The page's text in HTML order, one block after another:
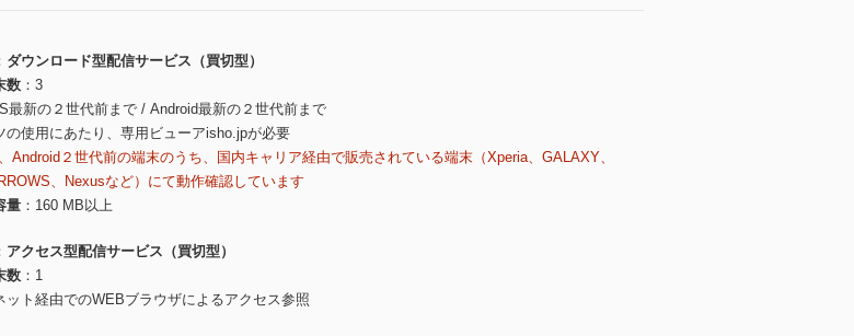
ダウンロード型配信サービス（買切型）
数
3
最新の２世代前まで / Android最新の２世代前まで
使用にあたり、専用ビューアisho.jpが必要
Android２世代前の端末のうち、国内キャリア経由で販売されている端末（Xperia、GALAXY、
、Nexusなど）にて動作確認しています
量
160 MB以上
アクセス型配信サービス（買切型）
数
1
ト経由でのWEBブラウザによるアクセス参照